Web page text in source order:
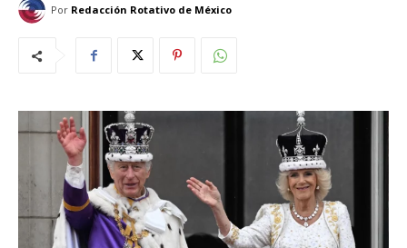
Por Redacción Rotativo de México